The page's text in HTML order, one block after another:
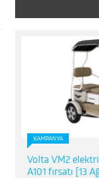
KAMPANYA
Volta VM2
A101 fırsatı [13